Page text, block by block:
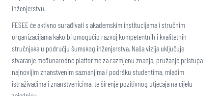
inženjerstvu.
FESEE će aktivno surađivati s akademskim institucijama i stručnim
organizacijama kako bi omogućio razvoj kompetentnih i kvalitetnih
stručnjaka u području šumskog inženjerstva. Naša vizija uključuje
stvaranje međunarodne platforme za razmjenu znanja, pružanje pristupa
najnovijim znanstvenim saznanjima i podršku studentima, mladim
istraživačima i znanstvenicima, te širenje pozitivnog utjecaja na cijelu